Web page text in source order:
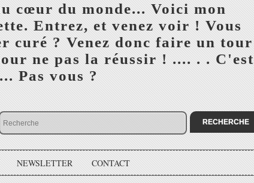
cœur du monde... Voici mon
Entrez, et venez voir ! Vous
curé ? Venez donc faire un tour
ne pas la réussir ! .... . . C'est
Pas vous ?
NEWSLETTER CONTACT